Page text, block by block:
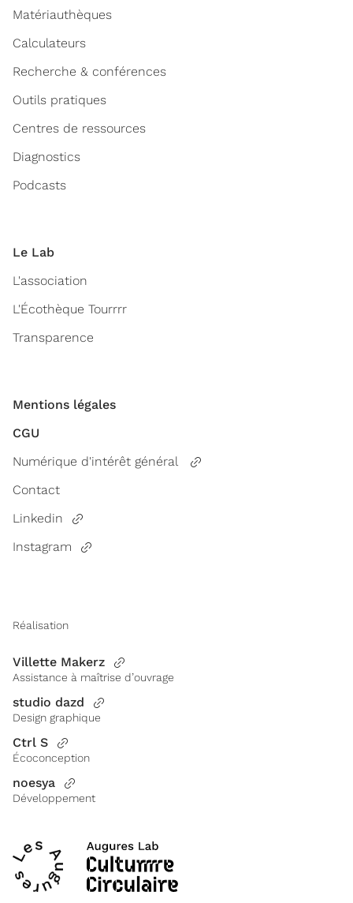
Matériauthèques
Calculateurs
Recherche & conférences
Outils pratiques
Centres de ressources
Diagnostics
Podcasts
Le Lab
L'association
L'Écothèque Tourrrr
Transparence
Mentions légales
CGU
Numérique d'intérêt général
Contact
Linkedin
Instagram
Réalisation
Villette Makerz
Assistance à maîtrise d’ouvrage
studio dazd
Design graphique
Ctrl S
Écoconception
noesya
Développement